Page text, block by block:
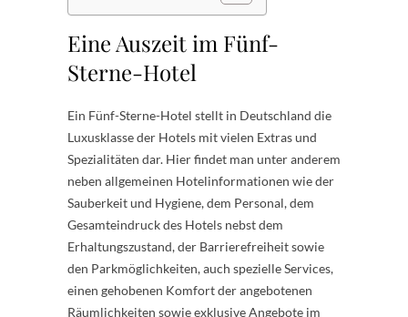
Eine Auszeit im Fünf-
Sterne-Hotel
Ein Fünf-Sterne-Hotel stellt in Deutschland die
Luxusklasse der Hotels mit vielen Extras und
Spezialitäten dar. Hier findet man unter anderem
neben allgemeinen Hotelinformationen wie der
Sauberkeit und Hygiene, dem Personal, dem
Gesamteindruck des Hotels nebst dem
Erhaltungszustand, der Barrierefreiheit sowie
den Parkmöglichkeiten, auch spezielle Services,
einen gehobenen Komfort der angebotenen
Räumlichkeiten sowie exklusive Angebote im